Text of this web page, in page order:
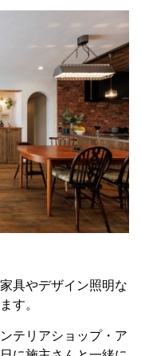
具やデザイン照明な
す。
テリアショップ・ア